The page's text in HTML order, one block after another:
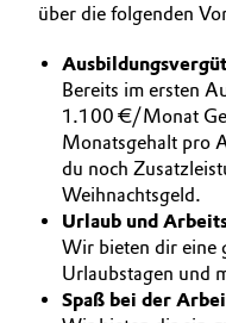
Circular Economy
Coatings, Paints &
Composites
Consumer Goods
Supervisory Board
Structure
Business Lines
ESHQ
Procurement
über die folgenden
Bereits im ersten
1.100 €/Monat
Monatsgehalt pro
du noch
Weihnachtsgeld.
Urlaub und
Wir bieten dir eine
Urlaubstagen und
Spaß bei der